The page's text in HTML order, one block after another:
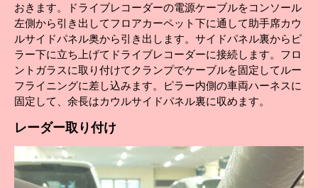
おきます。ドライブレコーダーの電源ケーブルをコンソール
左側から引き出してフロアカーペット下に通して助手席カウ
ルサイドパネル奥から引き出します。サイドパネル裏からピ
ラー下に立ち上げてドライブレコーダーに接続します。フロ
ントガラスに取り付けてクランプでケーブルを固定してルー
フライニングに差し込みます。ピラー内側の車両ハーネスに
固定して、余長はカウルサイドパネル裏に収めます。
レーダー取り付け